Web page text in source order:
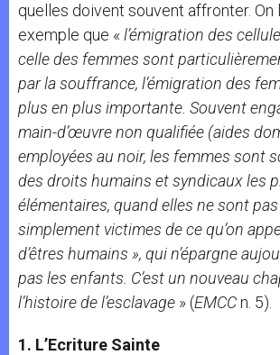
quelles doivent souvent affronter. On
exemple que « l’émigration des
celle des femmes sont
par la souffrance, l’émigration des
plus en plus importante. Souvent
main-d’œuvre non qualifiée (aides
employées au noir, les femmes sont
des droits humains et syndicaux les
élémentaires, quand elles ne sont
simplement victimes de ce qu’on
d’êtres humains », qui n’épargne
pas les enfants. C’est un nouveau
l’histoire de l’esclavage » (EMCCn. 5).
1. L’Ecriture Sainte